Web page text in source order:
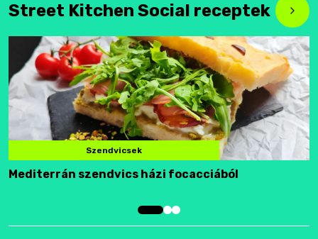
Street Kitchen Social receptek
Szendvicsek
Mediterrán szendvics házi focacciából